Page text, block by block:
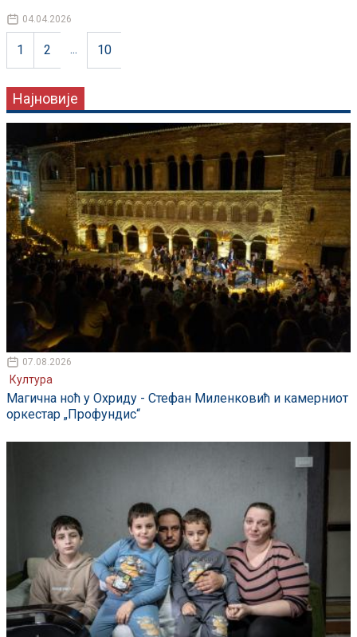
04.04.2026
1 2 ... 10
Најновије
07.08.2026
Култура
Магична ноћ у Охриду - Стефан Миленковић и камерниот
оркестар „Профундис“